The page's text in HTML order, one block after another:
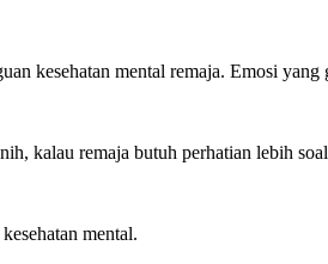
kesehatan mental remaja. Emosi yang
kalau remaja butuh perhatian lebih
mental.